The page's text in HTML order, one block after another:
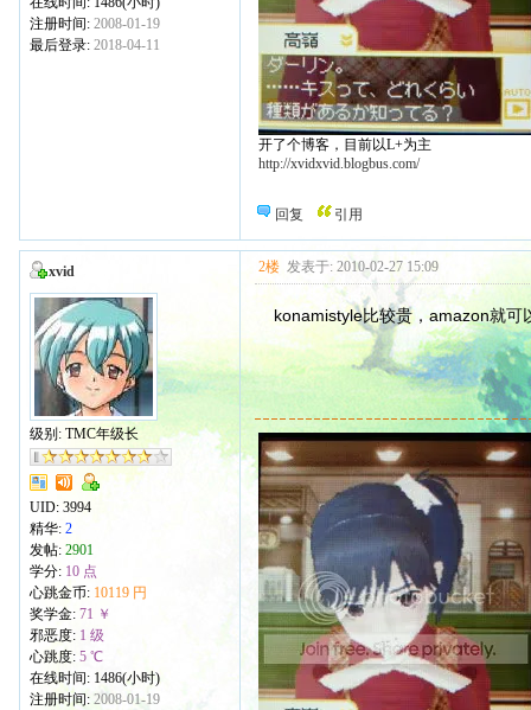
注册时间: 2008-01-19
最后登录: 2018-04-11
开了个博客，目前以L+为主
http://xvidxvid.blogbus.com/
回复 引用
xvid
级别: TMC年级长
UID: 3994
精华: 2
发帖: 2901
学分: 10 点
心跳金币: 10119 円
奖学金: 71 ￥
邪恶度: 1 级
心跳度: 5 ℃
在线时间: 1486(小时)
注册时间: 2008-01-19
2楼 发表于: 2010-02-27 15:09
konamistyle比较贵，amazon就可